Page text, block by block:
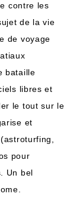
contre les
de la vie
de voyage
bataille
libres et
le tout sur le
et
pour
Un bel